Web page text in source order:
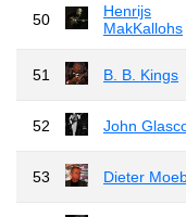
50
Henrijs
MakKallohs
51 B. B. Kings
52 John
53 Dieter